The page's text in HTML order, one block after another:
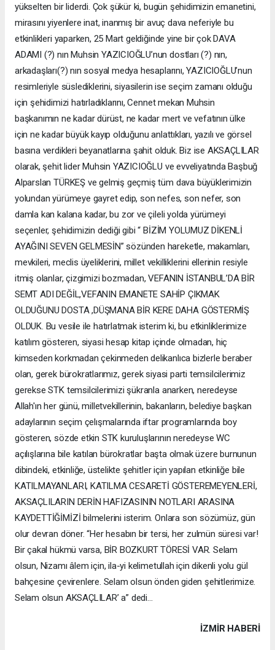
yükselten bir liderdi. Çok şükür ki, bugün şehidimizin emanetini,
mirasını yiyenlere inat, inanmış bir avuç dava neferiyle bu
etkinlikleri yaparken, 25 Mart geldiğinde yine bir çok DAVA
ADAMI (?) nın Muhsin YAZICIOĞLU’nun dostları (?) nın,
arkadaşları(?) nın sosyal medya hesaplarını, YAZICIOĞLU’nun
resimleriyle süslediklerini, siyasilerin ise seçim zamanı olduğu
için şehidimizi hatırladıklarını, Cennet mekan Muhsin
başkanımın ne kadar dürüst, ne kadar mert ve vefatının ülke
için ne kadar büyük kayıp olduğunu anlattıkları, yazılı ve görsel
basına verdikleri beyanatlarına şahit olduk. Biz ise AKSAÇLILAR
olarak, şehit lider Muhsin YAZICIOĞLU ve evveliyatında Başbuğ
Alparslan TÜRKEŞ ve gelmiş geçmiş tüm dava büyüklerimizin
yolundan yürümeye gayret edip, son nefes, son nefer, son
damla kan kalana kadar, bu zor ve çileli yolda yürümeyi
seçenler, şehidimizin dediği gibi “ BİZİM YOLUMUZ DİKENLİ
AYAĞINI SEVEN GELMESİN” sözünden hareketle, makamları,
mevkileri, meclis üyeliklerini, millet vekilliklerini ellerinin resiyle
itmiş olanlar, çizgimizi bozmadan, VEFANIN İSTANBUL’DA BİR
SEMT ADI DEĞİL,VEFANIN EMANETE SAHİP ÇIKMAK
OLDUĞUNU DOSTA ,DÜŞMANA BİR KERE DAHA GÖSTERMİŞ
OLDUK. Bu vesile ile hatırlatmak isterim ki, bu etkinliklerimize
katılım gösteren, siyasi hesap kitap içinde olmadan, hiç
kimseden korkmadan çekinmeden delikanlıca bizlerle beraber
olan, gerek bürokratlarımız, gerek siyasi parti temsilcilerimiz
gerekse STK temsilcilerimizi şükranla anarken, neredeyse
Allah'ın her günü, milletvekillerinin, bakanların, belediye başkan
adaylarının seçim çelışmalarında iftar programlarında boy
gösteren, sözde etkin STK kuruluşlarının neredeyse WC
açılışlarına bile katılan bürokratlar başta olmak üzere burnunun
dibindeki, etkinliğe, üstelikte şehitler için yapılan etkinliğe bile
KATILMAYANLARI, KATILMA CESARETİ GÖSTEREMEYENLERİ,
AKSAÇLILARIN DERİN HAFIZASININ NOTLARI ARASINA
KAYDETTİĞİMİZİ bilmelerini isterim. Onlara son sözümüz, gün
olur devran döner. “Her hesabın bir tersi, her zulmün süresi var!
Bir çakal hükmü varsa, BİR BOZKURT TÖRESİ VAR. Selam
olsun, Nizamı âlem için, ila-yi kelimetullah için dikenli yolu gül
bahçesine çevirenlere. Selam olsun önden giden şehitlerimize.
Selam olsun AKSAÇLILAR’ a” dedi...
İZMIR HABERİ